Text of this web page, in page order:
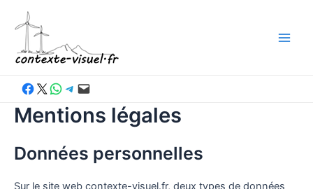
contenu
Partager sur Facebook
Partager sur X Partager sur WhatsApp
Partager sur Telegram
Envoyer cette page par e-mail
Mentions légales
Données personnelles
Sur le site web contexte-visuel.fr, deux types de données